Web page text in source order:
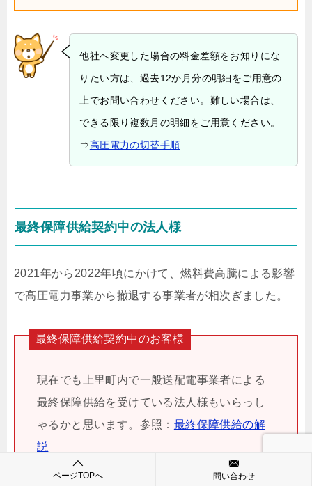
他社へ変更した場合の料金差額をお知りにな
りたい方は、過去12か月分の明細をご用意の
上でお問い合わせください。難しい場合は、
できる限り複数月の明細をご用意ください。
⇒高圧電力の切替手順
最終保障供給契約中の法人様
2021年から2022年頃にかけて、燃料費高騰による影響
で高圧電力事業から撤退する事業者が相次ぎました。
最終保障供給契約中のお客様
現在でも上里町内で一般送配電事業者による
最終保障供給を受けている法人様もいらっし
ゃるかと思います。参照： 最終保障供給の解
説
ページTOPへ 問い合わせ